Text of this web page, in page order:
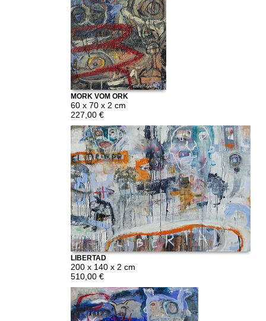
MORK VOM ORK
60 x 70 x 2 cm
227,00 €
LIBERTAD
200 x 140 x 2 cm
510,00 €